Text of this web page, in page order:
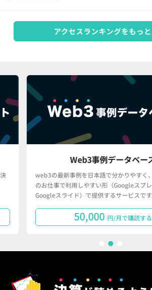
アクセスランキングをもっ
Web3事例データベー
web3の最新事例を日本語で分かりやすく
のお仕事で利用しやすい形（Googleスプ
Googleスライド）で提供するサービスです
50,000 円/月で購読する